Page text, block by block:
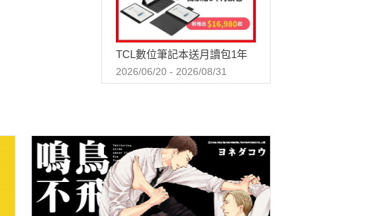
TCL數位筆記本送月讀包1年
2026/06/20 - 2026/08/31